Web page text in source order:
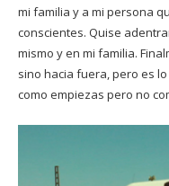
mi familia y a mi persona
conscientes. Quise
mismo y en mi familia.
sino hacia fuera, pero es
como empiezas pero no